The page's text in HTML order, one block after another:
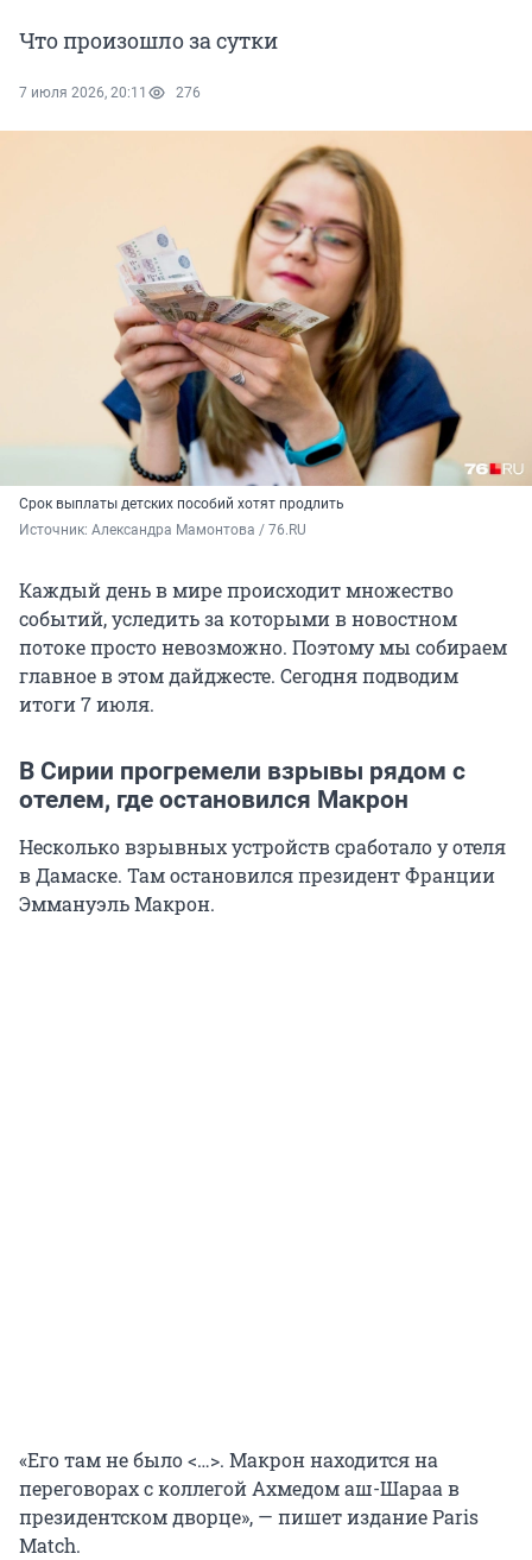
Что произошло за сутки
7 июля 2026, 20:11 276
Срок выплаты детских пособий хотят продлить
Источник: Александра Мамонтова / 76.RU
Каждый день в мире происходит множество
событий, уследить за которыми в новостном
потоке просто невозможно. Поэтому мы собираем
главное в этом дайджесте. Сегодня подводим
итоги 7 июля.
В Сирии прогремели взрывы рядом с
отелем, где остановился Макрон
Несколько взрывных устройств сработало у отеля
в Дамаске. Там остановился президент Франции
Эммануэль Макрон.
«Его там не было <…>. Макрон находится на
переговорах с коллегой Ахмедом аш-Шараа в
президентском дворце», — пишет издание Paris
Match.